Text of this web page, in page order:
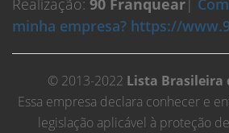
Realização: 90 Franquear|
minha empresa? https://
© 2013-2022 Lista Brasileira
Essa empresa declara conhecer e
legislação aplicável à proteção